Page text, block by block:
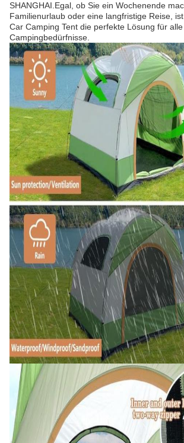
SHANGHAI.Egal, ob Sie ein Wochenende
Familienurlaub oder eine langfristige Reise,
Car Camping Tent die perfekte Lösung für
Campingbedürfnisse.